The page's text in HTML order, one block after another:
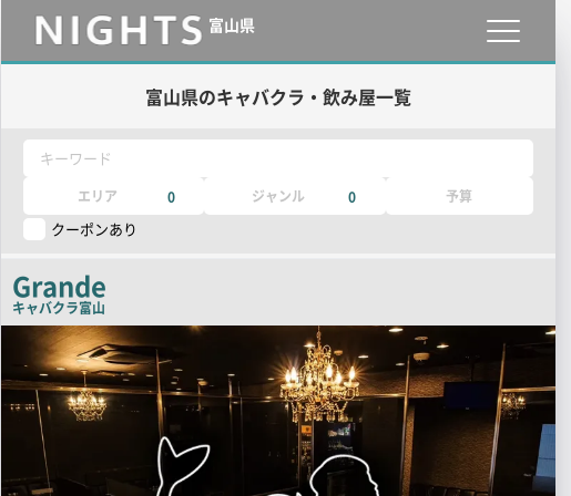
富山県
富山県のキャバクラ・飲み屋一覧
キーワード
エリア 0 ジャンル 0 予算
クーポンあり
Grande
キャバクラ富山
店
画
像